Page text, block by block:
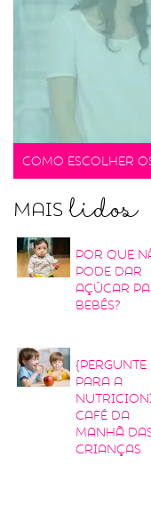
Como escolher
Maislidos
Por que
pode dar
açúcar
bebês?
{Pergunte
para a
Café da
manhã
crianças